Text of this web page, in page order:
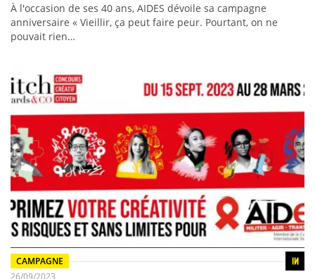
À l'occasion de ses 40 ans, AIDES dévoile sa campagne
anniversaire « Vieillir, ça peut faire peur. Pourtant, on ne
pouvait rien…
CAMPAGNE